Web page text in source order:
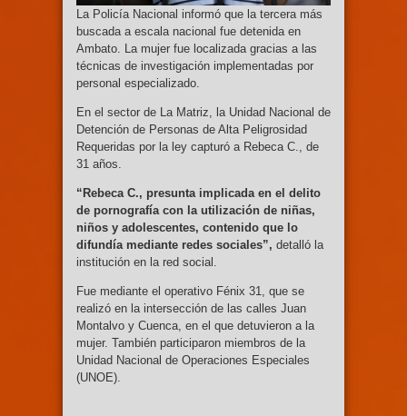
La Policía Nacional informó que la tercera más
buscada a escala nacional fue detenida en
Ambato. La mujer fue localizada gracias a las
técnicas de investigación implementadas por
personal especializado.
En el sector de La Matriz, la Unidad Nacional de
Detención de Personas de Alta Peligrosidad
Requeridas por la ley capturó a Rebeca C., de
31 años.
“Rebeca C., presunta implicada en el delito
de pornografía con la utilización de niñas,
niños y adolescentes, contenido que lo
difundía mediante redes sociales”, detalló la
institución en la red social.
Fue mediante el operativo Fénix 31, que se
realizó en la intersección de las calles Juan
Montalvo y Cuenca, en el que detuvieron a la
mujer. También participaron miembros de la
Unidad Nacional de Operaciones Especiales
(UNOE).